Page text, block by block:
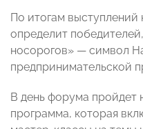
По итогам выступлений
определит
носорогов» — символ
предпринимательской
В день форума пройдет
программа, которая